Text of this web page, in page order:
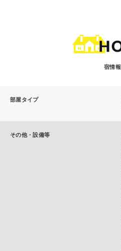
宿情報
部屋タイプ
その他・設備等